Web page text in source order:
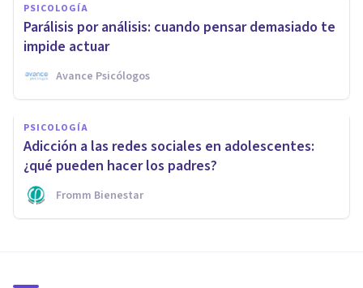
PSICOLOGÍA
Parálisis por análisis: cuando pensar demasiado te
impide actuar
Avance Psicólogos
PSICOLOGÍA
Adicción a las redes sociales en adolescentes:
¿qué pueden hacer los padres?
Fromm Bienestar